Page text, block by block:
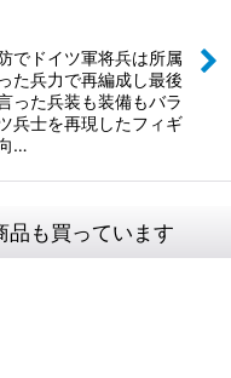
でドイツ軍将兵は所属
た兵力で再編成し最後
った兵装も装備もバラ
兵士を再現したフィギ
…
品も買っています